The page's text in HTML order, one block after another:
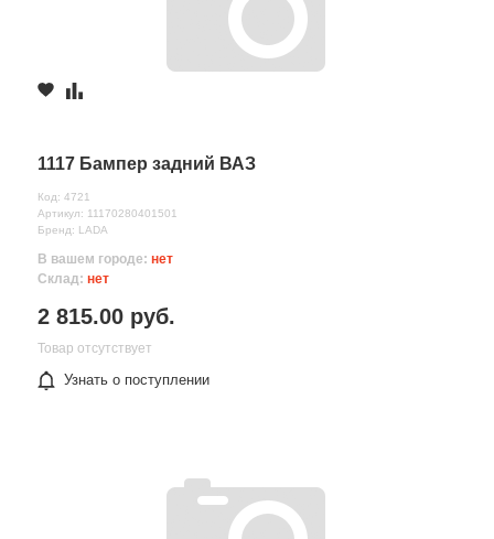
1117 Бампер задний ВАЗ
Код: 4721
Артикул: 11170280401501
Бренд: LADA
В вашем городе: нет
Склад: нет
2 815.00 руб.
Товар отсутствует
Узнать о поступлении